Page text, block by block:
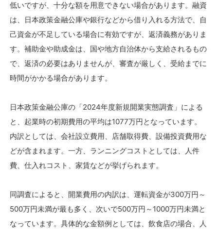
低いですが、十分な額を用意できない場合があります。融資
は、日本政策金融公庫や銀行などから借り入れる方法で、自
己資金が不足している場合に有効ですが、返済義務がありま
す。補助金や助成金は、国や地方自治体から支給されるもの
で、返済の必要はありませんが、審査が厳しく、受給までに
時間がかかる場合があります。
日本政策金融公庫の「2024年度新規開業実態調査」による
と、起業時の初期費用の平均は1077万円となっています。
内訳としては、会社設立費用、店舗取得費、設備投資費用な
どが含まれます。一方、ランニングコストとしては、人件
費、仕入れコスト、家賃などが挙げられます。
同調査によると、開業費用の内訳は、運転資金が300万円～
500万円未満が最も多く、次いで500万円～1000万円未満と
なっています。具体的な金額例としては、飲食店の場合、人